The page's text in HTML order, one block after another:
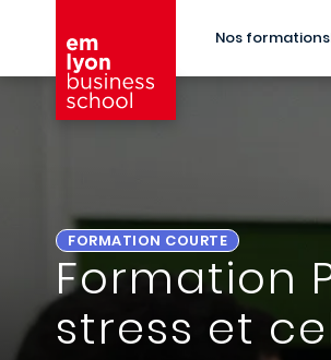
Nos formations
FORMATION COURTE
Formation
stress et